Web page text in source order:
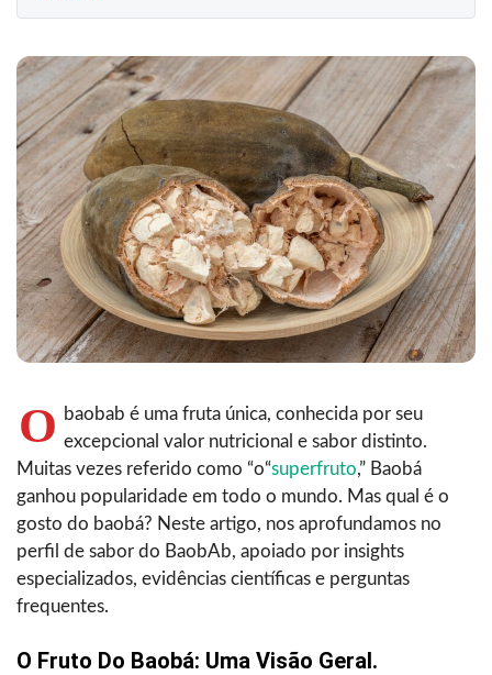
O baobab é uma fruta única, conhecida por seu
excepcional valor nutricional e sabor distinto.
Muitas vezes referido como “o“superfruto,” Baobá
ganhou popularidade em todo o mundo. Mas qual é o
gosto do baobá? Neste artigo, nos aprofundamos no
perfil de sabor do BaobAb, apoiado por insights
especializados, evidências científicas e perguntas
frequentes.
O Fruto Do Baobá: Uma Visão Geral.